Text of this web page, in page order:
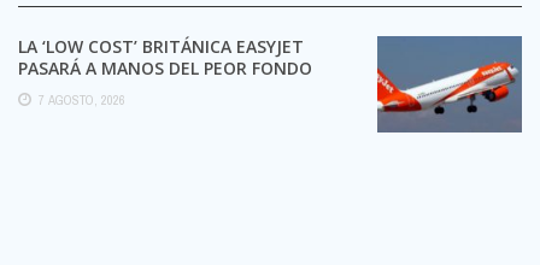
LA ‘LOW COST’ BRITÁNICA EASYJET
PASARÁ A MANOS DEL PEOR FONDO
POSIBLE:
7 AGOSTO, 2026